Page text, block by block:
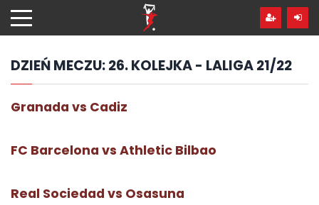
hdo
treści
DZIEŃ MECZU:26. KOLEJKA - LALIGA 21/22
Granada vs Cadiz
FC Barcelona vs Athletic Bilbao
Real Sociedad vs Osasuna